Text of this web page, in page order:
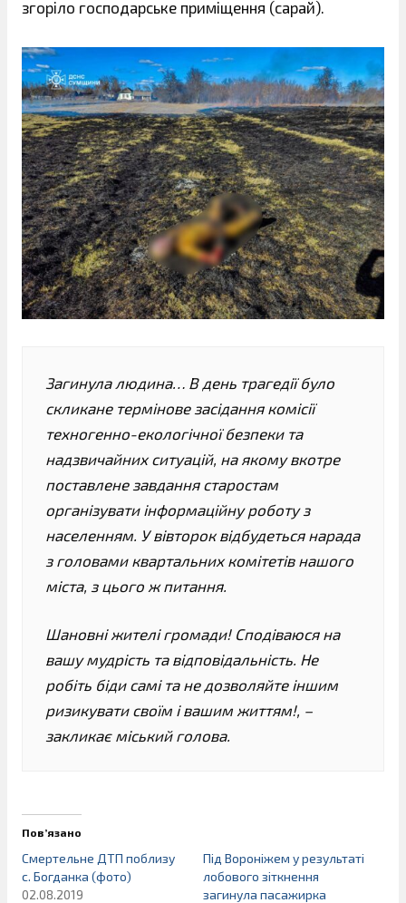
згоріло господарське приміщення (сарай).
Загинула людина… В день трагедії було
скликане термінове засідання комісії
техногенно-екологічної безпеки та
надзвичайних ситуацій, на якому вкотре
поставлене завдання старостам
організувати інформаційну роботу з
населенням. У вівторок відбудеться нарада
з головами квартальних комітетів нашого
міста, з цього ж питання.
Шановні жителі громади! Сподіваюся на
вашу мудрість та відповідальність. Не
робіть біди самі та не дозволяйте іншим
ризикувати своїм і вашим життям!, –
закликає міський голова.
Пов’язано
Смертельне ДТП поблизу
с. Богданка (фото)
02.08.2019
Під Вороніжем у результаті
лобового зіткнення
загинула пасажирка